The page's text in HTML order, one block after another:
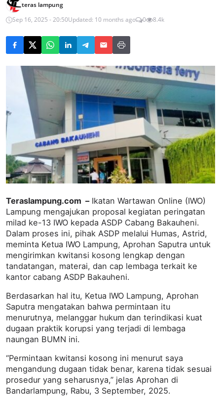
teras lampung
Sep 16, 2025 - 20:50Updated: 10 months ago 0 8.4k
Teraslampung.com –Ikatan Wartawan Online (IWO)
Lampung mengajukan proposal kegiatan peringatan
milad ke-13 IWO kepada ASDP Cabang Bakauheni.
Dalam proses ini, pihak ASDP melalui Humas, Astrid,
meminta Ketua IWO Lampung, Aprohan Saputra untuk
mengirimkan kwitansi kosong lengkap dengan
tandatangan, materai, dan cap lembaga terkait ke
kantor cabang ASDP Bakauheni.
Berdasarkan hal itu, Ketua IWO Lampung, Aprohan
Saputra mengatakan bahwa permintaan itu
menurutnya, melanggar hukum dan terindikasi kuat
dugaan praktik korupsi yang terjadi di lembaga
naungan BUMN ini.
“Permintaan kwitansi kosong ini menurut saya
mengandung dugaan tidak benar, karena tidak sesuai
prosedur yang seharusnya,” jelas Aprohan di
Bandarlampung, Rabu, 3 September, 2025.